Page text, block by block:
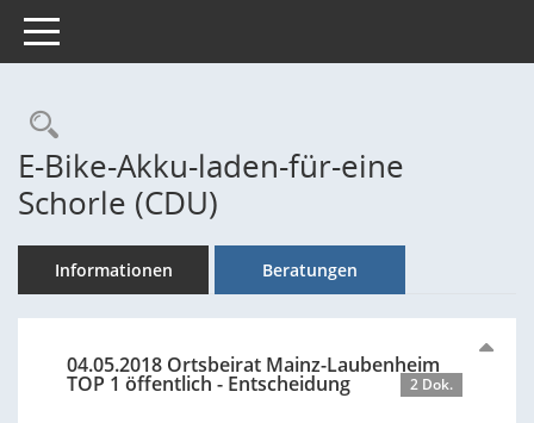
Toggle navigation
Rechercheauswahl
E-Bike-Akku-laden-für-eine
Schorle (CDU)
Informationen Beratungen
04.05.2018 Ortsbeirat Mainz-Laubenheim
TOP 1 öffentlich - Entscheidung 2 Dok.